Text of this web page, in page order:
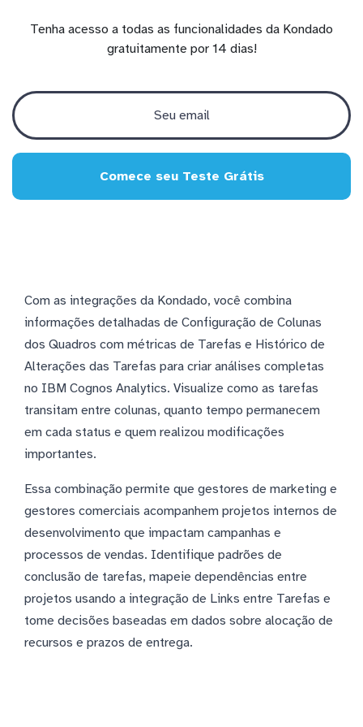
Tenha acesso a todas as funcionalidades da Kondado
gratuitamente por 14 dias!
Comece seu Teste Grátis
Com as integrações da Kondado, você combina
informações detalhadas de Configuração de Colunas
dos Quadros com métricas de Tarefas e Histórico de
Alterações das Tarefas para criar análises completas
no IBM Cognos Analytics. Visualize como as tarefas
transitam entre colunas, quanto tempo permanecem
em cada status e quem realizou modificações
importantes.
Essa combinação permite que gestores de marketing e
gestores comerciais acompanhem projetos internos de
desenvolvimento que impactam campanhas e
processos de vendas. Identifique padrões de
conclusão de tarefas, mapeie dependências entre
projetos usando a integração de Links entre Tarefas e
tome decisões baseadas em dados sobre alocação de
recursos e prazos de entrega.